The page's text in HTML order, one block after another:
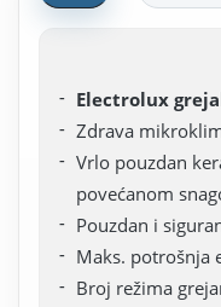
Electrolux
Zdrava
Vrlo pouzdan
povećanom
Pouzdan i
Maks. potrošnja
Broj režima